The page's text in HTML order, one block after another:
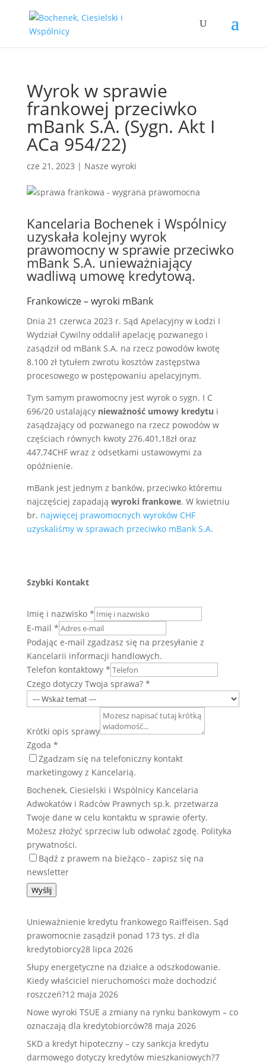
Wyrok w sprawie
frankowej przeciwko
mBank S.A. (Sygn. Akt I
ACa 954/22)
cze 21, 2023 | Nasze wyroki
Kancelaria Bochenek i Wspólnicy
uzyskała kolejny wyrok
prawomocny w sprawie przeciwko
mBank S.A. unieważniający
wadliwą umowę kredytową.
Frankowicze – wyroki mBank
Dnia 21 czerwca 2023 r. Sąd Apelacyjny w Łodzi I
Wydział Cywilny oddalił apelację pozwanego i
zasądził od mBank S.A. na rzecz powodów kwotę
8.100 zł tytułem zwrotu kosztów zastępstwa
procesowego w postępowaniu apelacyjnym.
Tym samym prawomocny jest wyrok o sygn. I C
696/20 ustalający nieważność umowy kredytu i
zasądzający od pozwanego na rzecz powodów w
częściach równych kwoty 276.401,18zł oraz
447,74CHF wraz z odsetkami ustawowymi za
opóźnienie.
mBank jest jednym z banków, przeciwko któremu
najczęściej zapadają wyroki frankowe. W kwietniu
br. najwięcej prawomocnych wyroków CHF
uzyskaliśmy w sprawach przeciwko mBank S.A.
Szybki Kontakt
Imię i nazwisko *
E-mail *
Podając e-mail zgadzasz się na przesyłanie z
Kancelarii informacji handlowych.
Telefon kontaktowy *
Czego dotyczy Twoja sprawa? *
Krótki opis sprawy
Zgoda *
Zgadzam się na telefoniczny kontakt
marketingowy z Kancelarią.
Bochenek, Ciesielski i Wspólnicy Kancelaria
Adwokatów i Radców Prawnych sp.k. przetwarza
Twoje dane w celu kontaktu w sprawie oferty.
Możesz złożyć sprzeciw lub odwołać zgodę. Polityka
prywatności.
Bądź z prawem na bieżąco - zapisz się na
newsletter
Wyślij
Unieważnienie kredytu frankowego Raiffeisen. Sąd
prawomocnie zasądził ponad 173 tys. zł dla
kredytobiorcy28 lipca 2026
Słupy energetyczne na działce a odszkodowanie.
Kiedy właściciel nieruchomości może dochodzić
roszczeń?12 maja 2026
Nowe wyroki TSUE a zmiany na rynku bankowym – co
oznaczają dla kredytobiorców?8 maja 2026
SKD a kredyt hipoteczny – czy sankcja kredytu
darmowego dotyczy kredytów mieszkaniowych?7